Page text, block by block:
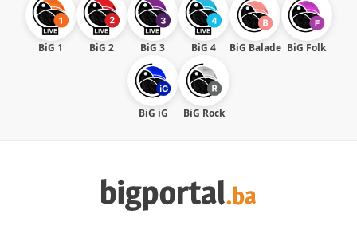
BiG 1 BiG 2 BiG 3 BiG 4 BiG Balade BiG Folk
BiG iG BiG Rock